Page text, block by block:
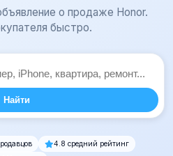
о продаже Honor.
быстро.
Найти
4.8 средний рейтинг